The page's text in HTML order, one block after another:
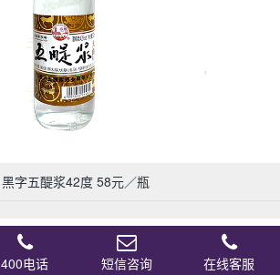
黑字五醍浆42度 58元／瓶
400电话 短信咨询 在线客服